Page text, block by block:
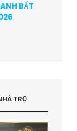
BẤT
TRỌ